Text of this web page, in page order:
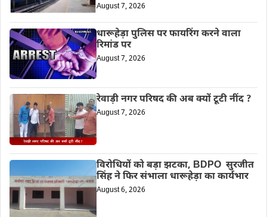
August 7, 2026
धारूहेड़ा पुलिस पर फायरिंग करने वाला
रिमांड पर
August 7, 2026
रेवाड़ी नगर परिषद की अब क्यों टूटी नींद ?
August 7, 2026
विरोधियों को बड़ा झटका, BDPO सुरजीत
सिंह ने फिर संभाला धारूहेड़ा का कार्यभार
August 6, 2026